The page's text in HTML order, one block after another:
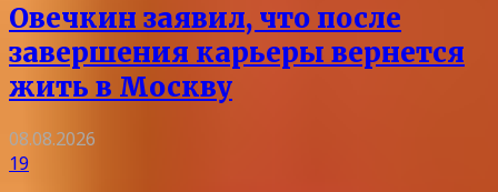
Овечкин заявил, что после
завершения карьеры вернется
жить в Москву
08.08.2026
19